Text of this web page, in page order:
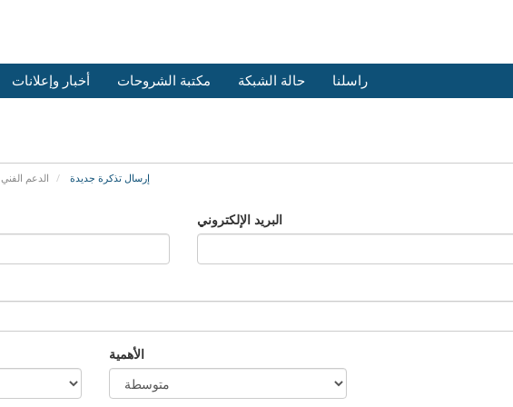
أخبار وإعلانات مكتبة الشروحات حالة الشبكة راسلنا
الدعم الفني إرسال تذكرة جديدة
البريد الإلكتروني
الأهمية